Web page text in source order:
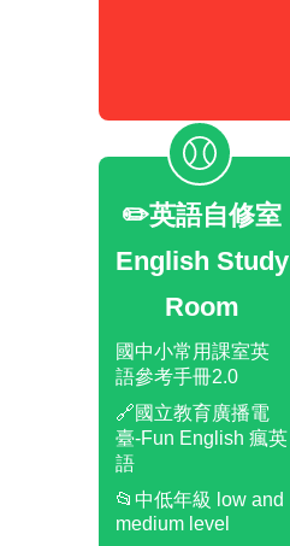
✏️英語自修室
English Study
Room
國中小常用課室英
語參考手冊2.0
🔗國立教育廣播電
臺-Fun English 瘋英
語
📂中低年級 low and
medium level